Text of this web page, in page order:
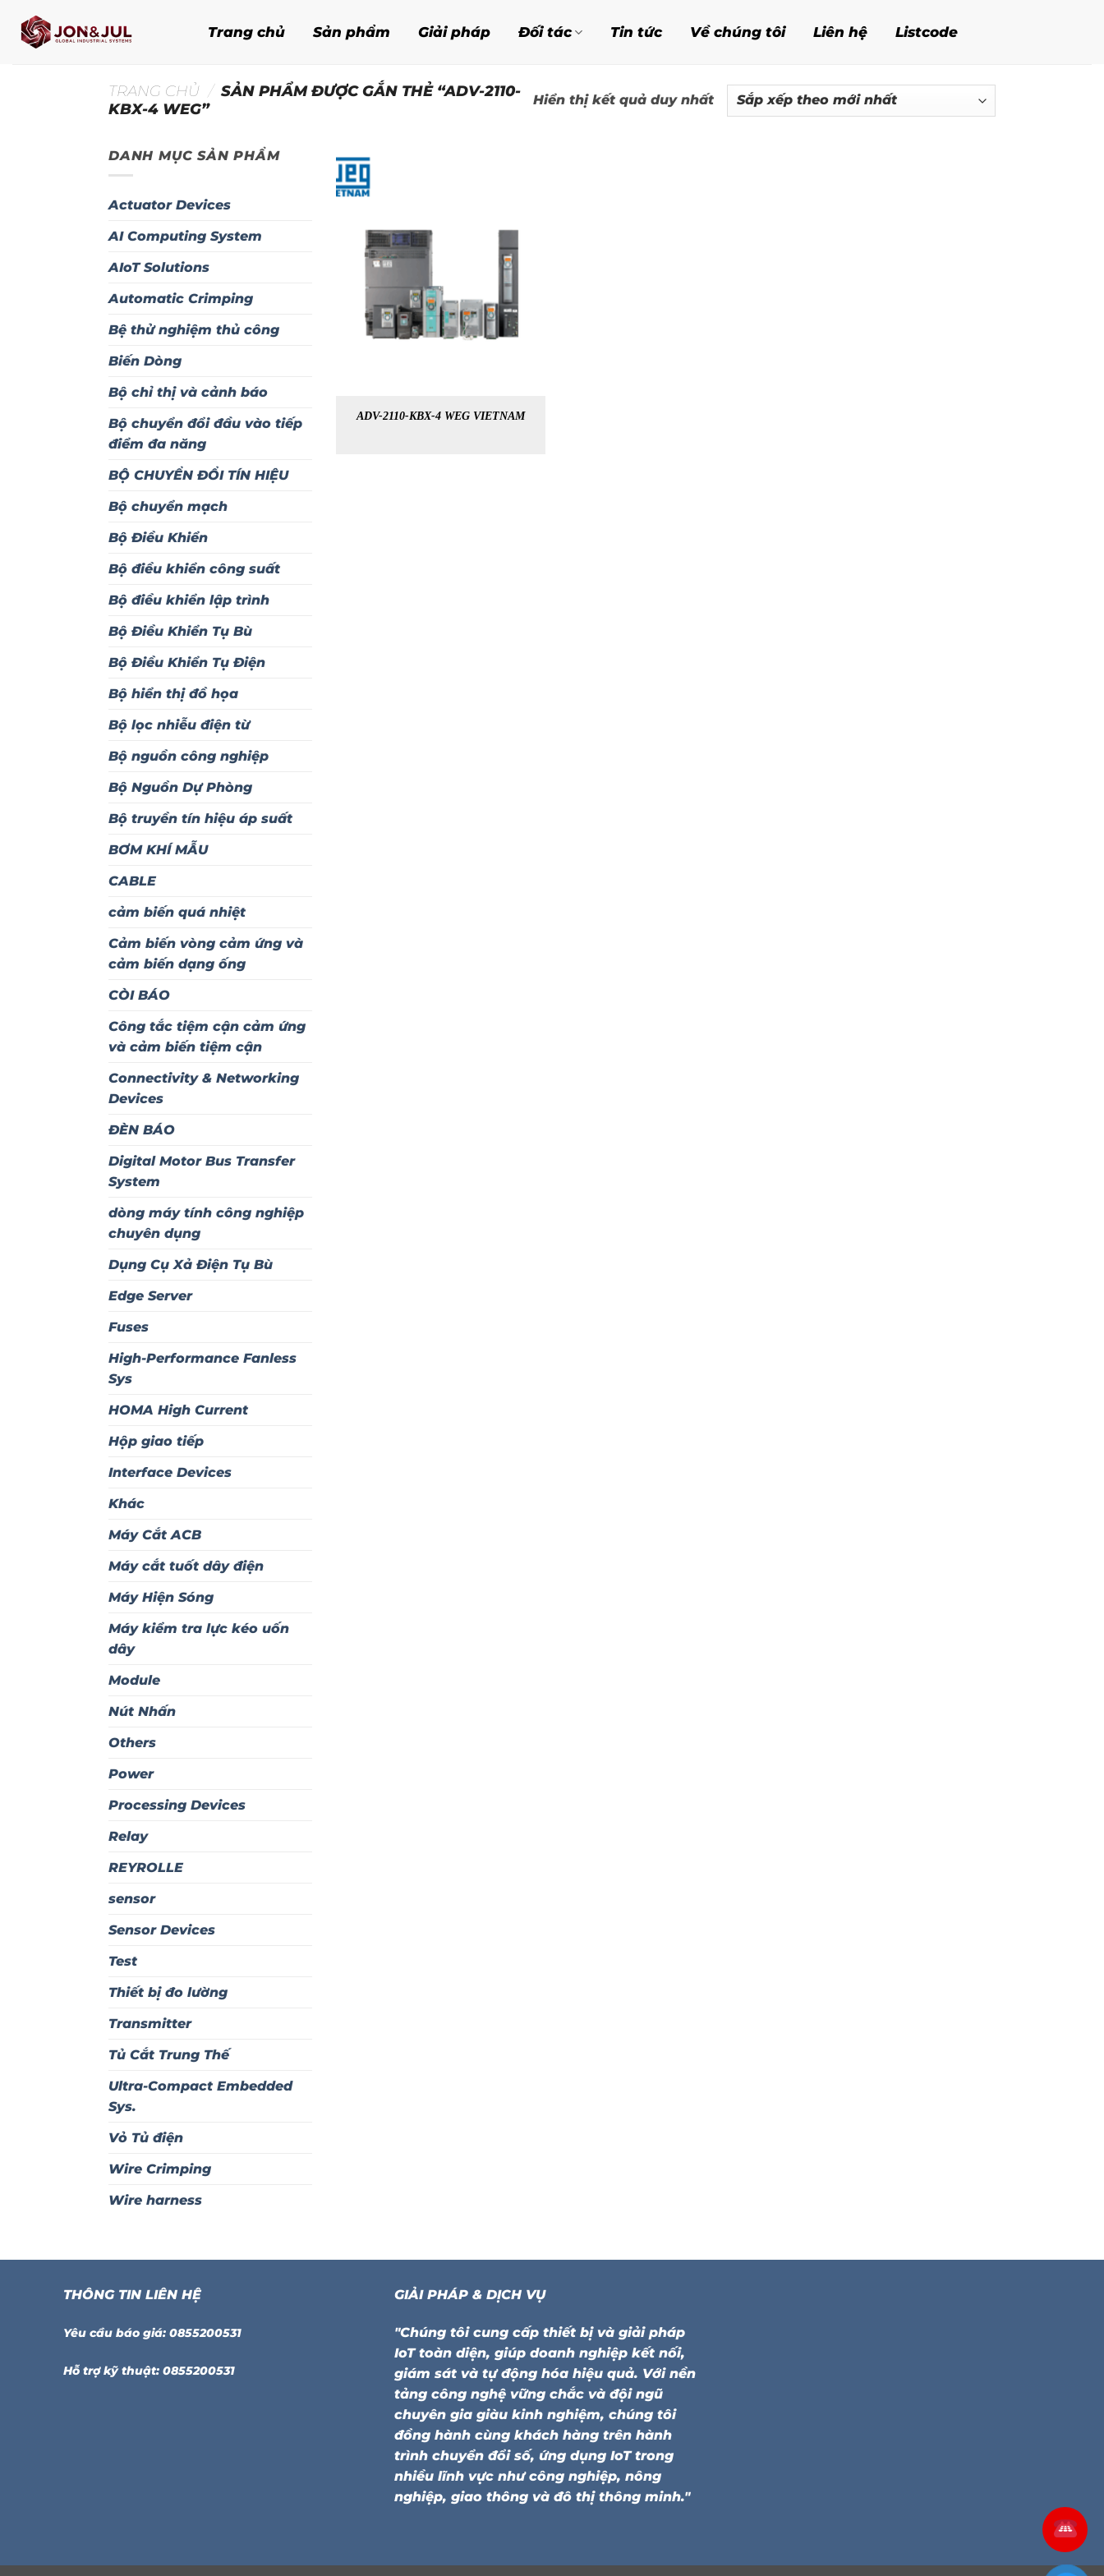
qua
Trang chủ Sản phẩm Giải pháp Đối tác Tin tức Về chúng tôi Liên hệ Listcode
TRANG CHỦ / SẢN PHẨM ĐƯỢC GẮN THẺ “ADV-2110-
KBX-4 WEG”
Hiển thị kết quả duy nhất
DANH MỤC SẢN PHẨM
Actuator Devices
AI Computing System
AIoT Solutions
Automatic Crimping
Bệ thử nghiệm thủ công
Biến Dòng
Bộ chỉ thị và cảnh báo
Bộ chuyển đổi đầu vào tiếp
điểm đa năng
BỘ CHUYỂN ĐỔI TÍN HIỆU
Bộ chuyển mạch
Bộ Điều Khiển
Bộ điều khiển công suất
Bộ điều khiển lập trình
Bộ Điều Khiển Tụ Bù
Bộ Điều Khiển Tụ Điện
Bộ hiển thị đồ họa
Bộ lọc nhiễu điện từ
Bộ nguồn công nghiệp
Bộ Nguồn Dự Phòng
Bộ truyền tín hiệu áp suất
BƠM KHÍ MẪU
CABLE
cảm biến quá nhiệt
Cảm biến vòng cảm ứng và
cảm biến dạng ống
CÒI BÁO
Công tắc tiệm cận cảm ứng
và cảm biến tiệm cận
Connectivity & Networking
Devices
ĐÈN BÁO
Digital Motor Bus Transfer
System
dòng máy tính công nghiệp
chuyên dụng
Dụng Cụ Xả Điện Tụ Bù
Edge Server
Fuses
High-Performance Fanless
Sys
HOMA High Current
Hộp giao tiếp
Interface Devices
Khác
Máy Cắt ACB
Máy cắt tuốt dây điện
Máy Hiện Sóng
Máy kiểm tra lực kéo uốn
dây
Module
Nút Nhấn
Others
Power
Processing Devices
Relay
REYROLLE
sensor
Sensor Devices
Test
Thiết bị đo lường
Transmitter
Tủ Cắt Trung Thế
Ultra-Compact Embedded
Sys.
Vỏ Tủ điện
Wire Crimping
Wire harness
ADV-2110-KBX-4 WEG VIETNAM
THÔNG TIN LIÊN HỆ
Yêu cầu báo giá: 0855200531
Hỗ trợ kỹ thuật: 0855200531
GIẢI PHÁP & DỊCH VỤ
"Chúng tôi cung cấp thiết bị và giải pháp
IoT toàn diện, giúp doanh nghiệp kết nối,
giám sát và tự động hóa hiệu quả. Với nền
tảng công nghệ vững chắc và đội ngũ
chuyên gia giàu kinh nghiệm, chúng tôi
đồng hành cùng khách hàng trên hành
trình chuyển đổi số, ứng dụng IoT trong
nhiều lĩnh vực như công nghiệp, nông
nghiệp, giao thông và đô thị thông minh."